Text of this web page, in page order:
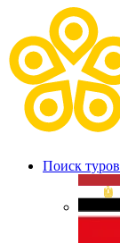
Поиск туров